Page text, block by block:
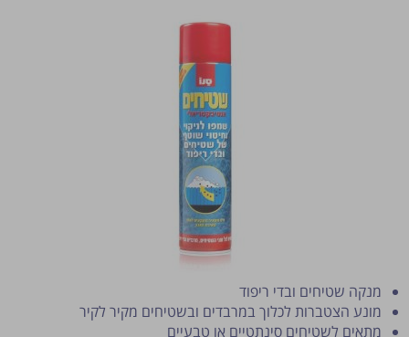
מנקה שטיחים ובדי ריפוד
מונע הצטברות לכלוך במרבדים ובשטיחים מקיר לקיר
מתאים לשטיחים סינתטיים או טבעיים